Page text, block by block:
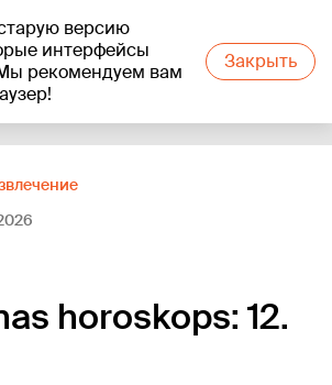
версию
интерфейсы
рекомендуем вам
Закрыть
horoskops: 12.